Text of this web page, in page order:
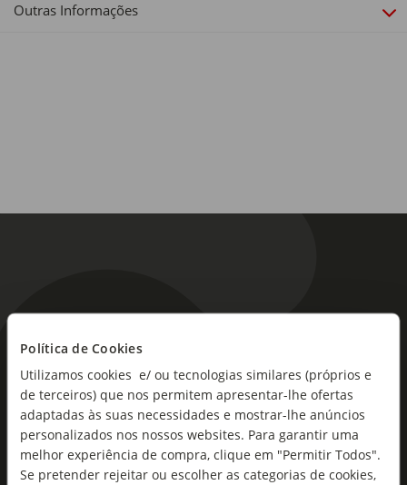
Política de Cookies
Utilizamos cookies e/ ou tecnologias similares (próprios e
de terceiros) que nos permitem apresentar-lhe ofertas
adaptadas às suas necessidades e mostrar-lhe anúncios
personalizados nos nossos websites. Para garantir uma
melhor experiência de compra, clique em "Permitir Todos".
Se pretender rejeitar ou escolher as categorias de cookies,
Outras Informações
As novidades mais frescas no
seu e-mail!
Subscreva e descubra campanhas exclusivas,
ofertas e novidades para si.
Insira o seu e-